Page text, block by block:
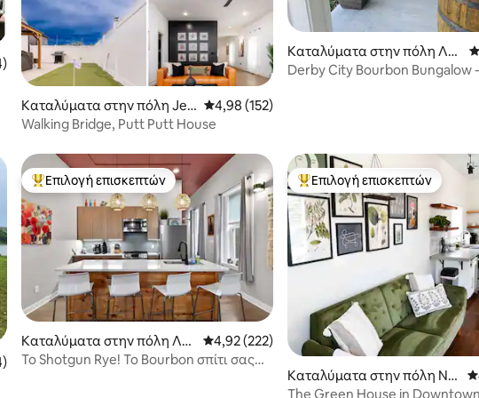
4,96 στα 5, 124 κριτικές
Καταλύματα στην πόλη Jeff
ersonville
Μέση βαθμολογία: 4,98 στα 5, 152 κριτικές
4,98 (152)
Walking Bridge, Putt Putt House
Καταλύματα στην πόλη Λο
ύισβιλ
Derby City Bourbon Bungalow
4,95 στα 5, 104 κριτικές
Κορυφαία επιλογή επισκεπτών
Επιλογή επισκεπτών
Καταλύματα στην πόλη Λο
ύισβιλ
Μέση βαθμολογία: 4,92 στα 5, 222 κριτικές
4,92 (222)
Το Shotgun Rye! Το Bourbon σπίτι σας
Κορυφαία επιλογή επισκεπτών
Επιλογή επισκεπτών
Καταλύματα στην πόλη Ne
w Albany
The Green House in Downtown